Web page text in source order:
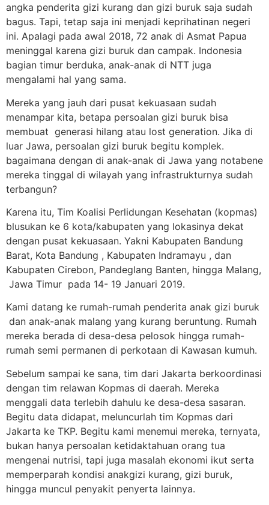
angka penderita gizi kurang dan gizi buruk saja sudah
bagus. Tapi, tetap saja ini menjadi keprihatinan negeri
ini. Apalagi pada awal 2018, 72 anak di Asmat Papua
meninggal karena gizi buruk dan campak. Indonesia
bagian timur berduka, anak-anak di NTT juga
mengalami hal yang sama.
Mereka yang jauh dari pusat kekuasaan sudah
menampar kita, betapa persoalan gizi buruk bisa
membuat generasi hilang atau lost generation. Jika di
luar Jawa, persoalan gizi buruk begitu komplek.
bagaimana dengan di anak-anak di Jawa yang notabene
mereka tinggal di wilayah yang infrastrukturnya sudah
terbangun?
Karena itu, Tim Koalisi Perlidungan Kesehatan (kopmas)
blusukan ke 6 kota/kabupaten yang lokasinya dekat
dengan pusat kekuasaan. Yakni Kabupaten Bandung
Barat, Kota Bandung , Kabupaten Indramayu , dan
Kabupaten Cirebon, Pandeglang Banten, hingga Malang,
Jawa Timur pada 14- 19 Januari 2019.
Kami datang ke rumah-rumah penderita anak gizi buruk
dan anak-anak malang yang kurang beruntung. Rumah
mereka berada di desa-desa pelosok hingga rumah-
rumah semi permanen di perkotaan di Kawasan kumuh.
Sebelum sampai ke sana, tim dari Jakarta berkoordinasi
dengan tim relawan Kopmas di daerah. Mereka
menggali data terlebih dahulu ke desa-desa sasaran.
Begitu data didapat, meluncurlah tim Kopmas dari
Jakarta ke TKP. Begitu kami menemui mereka, ternyata,
bukan hanya persoalan ketidaktahuan orang tua
mengenai nutrisi, tapi juga masalah ekonomi ikut serta
memperparah kondisi anakgizi kurang, gizi buruk,
hingga muncul penyakit penyerta lainnya.